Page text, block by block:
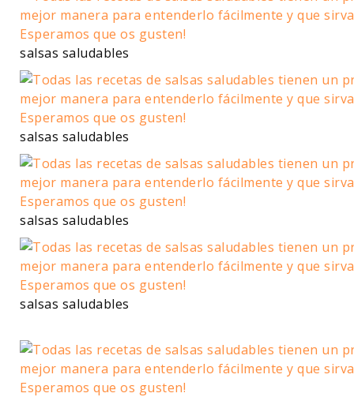
salsas saludables
salsas saludables
salsas saludables
salsas saludables